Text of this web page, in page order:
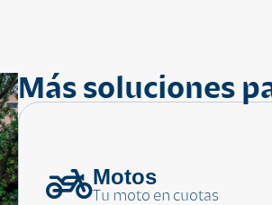
Más soluciones
Motos
Tu moto en cuotas